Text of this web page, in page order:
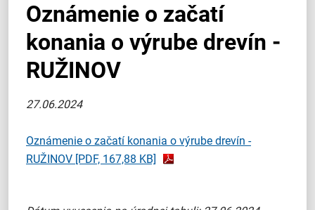
Oznámenie o začatí
konania o výrube drevín -
RUŽINOV
27.06.2024
Oznámenie o začatí konania o výrube drevín -
RUŽINOV [PDF, 167,88 KB]